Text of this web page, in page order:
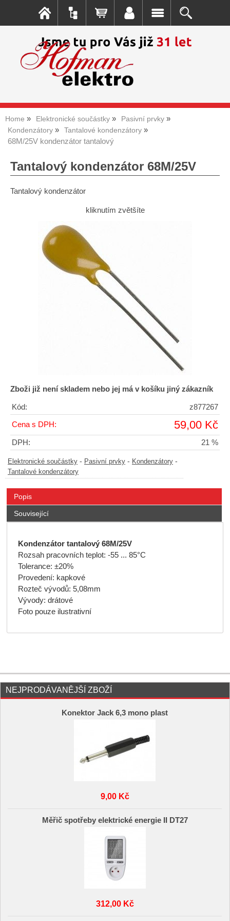
Home Elektronické součástky
Pasivní prvky
Kondenzátory
Tantalové kondenzátory
68M/25V kondenzátor tantalový
Tantalový kondenzátor 68M/25V
Tantalový kondenzátor
kliknutím zvětšíte
Zboži již není skladem nebo jej má v košíku jiný zákazník
Kód: z877267
Cena s DPH: 59,00 Kč
DPH: 21 %
Elektronické součástky - Pasivní prvky - Kondenzátory -
Tantalové kondenzátory
Popis
Související
Kondenzátor tantalový 68M/25V
Rozsah pracovních teplot: -55 ... 85°C
Tolerance: ±20%
Provedení: kapkové
Rozteč vývodů: 5,08mm
Vývody: drátové
Foto pouze ilustrativní
NEJPRODÁVANĚJŠÍ ZBOŽÍ
Konektor Jack 6,3 mono plast
9,00 Kč
Měřič spotřeby elektrické energie II DT27
312,00 Kč